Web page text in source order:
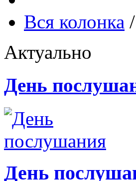
Вся колонка /
Актуально
День
День